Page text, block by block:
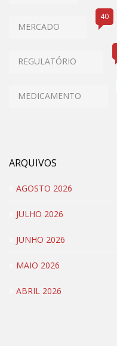
MERCADO
40
REGULATÓRIO
MEDICAMENTO
ARQUIVOS
AGOSTO 2026
JULHO 2026
JUNHO 2026
MAIO 2026
ABRIL 2026